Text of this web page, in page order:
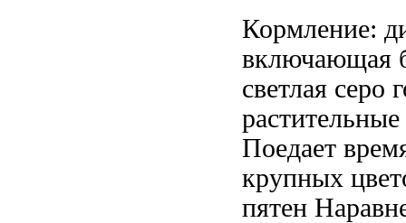
Кормление:
включающая
светлая серо
растительные
Поедает
крупных
пятен